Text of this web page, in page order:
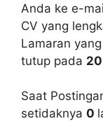
Anda ke e-
CV yang
Lamaran
tutup pada
Saat
setidaknya 0